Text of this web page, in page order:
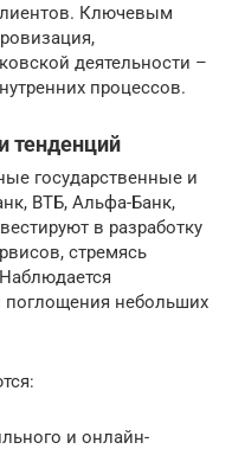
Ключевым
деятельности –
процессов.
тенденций
государственные и
ВТБ, Альфа-Банк,
в разработку
стремясь
поглощения небольших
и онлайн-